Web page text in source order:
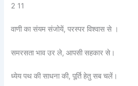
2 11
वाणी का संयम संजोयें, परस्पर विश्वास से ।
समरसता भाव उर ले, आपसी सहकार से।
ध्येय पथ की साधना की, पूर्ति हेतु सब चलें।